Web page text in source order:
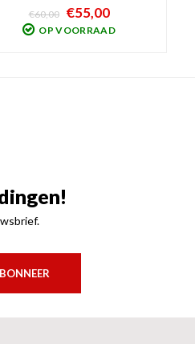
lens die optimaal zicht biedt bij
weer (Categorie 2). Deze
kids snow goggles heeft fijne
€60,00 €55,00
OP VOORRAAD